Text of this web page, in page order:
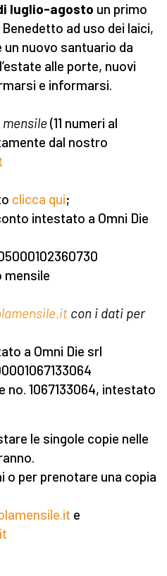
luglio-agosto un primo
ad uso dei laici,
nuovo santuario da
alle porte, nuovi
e informarsi.
mensile(11 numeri al
dal nostro
clicca qui;
intestato a Omni Die
mensile
con i dati per
a Omni Die srl
1067133064, intestato
le singole copie nelle
o per prenotare una copia
e